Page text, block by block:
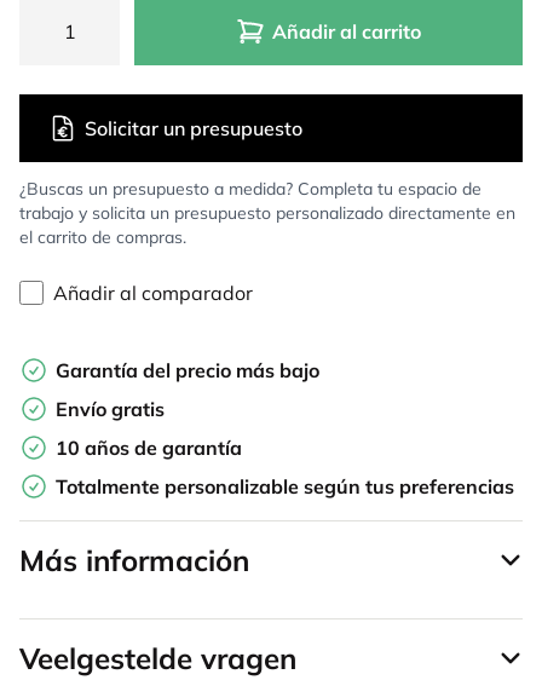
Añadir al carrito
¿Buscas un presupuesto a medida? Completa tu espacio de
trabajo y solicita un presupuesto personalizado directamente en
el carrito de compras.
Solicitar un presupuesto
Añadir al comparador
Garantía del precio más bajo
Envío gratis
10 años de garantía
Totalmente personalizable según tus preferencias
Más información
Veelgestelde vragen